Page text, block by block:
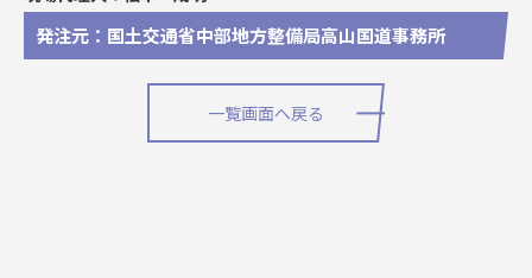
発注元：国土交通省中部地方整備局高山国道事務所
一覧画面へ戻る